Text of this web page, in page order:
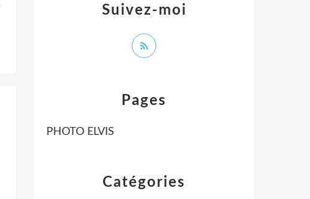
Catégories
Pages
PHOTO ELVIS
Suivez-moi